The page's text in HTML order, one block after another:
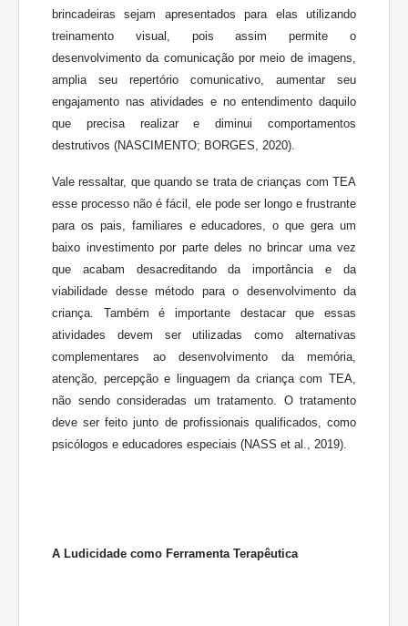
brincadeiras sejam apresentados para elas utilizando
treinamento visual, pois assim permite o
desenvolvimento da comunicação por meio de imagens,
amplia seu repertório comunicativo, aumentar seu
engajamento nas atividades e no entendimento daquilo
que precisa realizar e diminui comportamentos
destrutivos (NASCIMENTO; BORGES, 2020).
Vale ressaltar, que quando se trata de crianças com TEA
esse processo não é fácil, ele pode ser longo e frustrante
para os pais, familiares e educadores, o que gera um
baixo investimento por parte deles no brincar uma vez
que acabam desacreditando da importância e da
viabilidade desse método para o desenvolvimento da
criança. Também é importante destacar que essas
atividades devem ser utilizadas como alternativas
complementares ao desenvolvimento da memória,
atenção, percepção e linguagem da criança com TEA,
não sendo consideradas um tratamento. O tratamento
deve ser feito junto de profissionais qualificados, como
psicólogos e educadores especiais (NASS et al., 2019).
A Ludicidade como Ferramenta Terapêutica